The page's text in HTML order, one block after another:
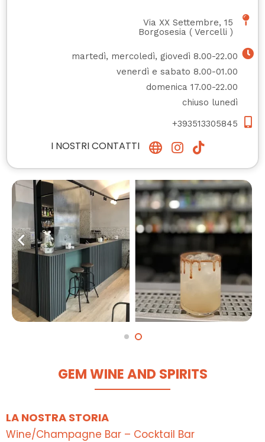
Via XX Settembre, 15
Borgosesia ( Vercelli )
martedì, mercoledì, giovedì 8.00-22.00
venerdì e sabato 8.00-01.00
domenica 17.00-22.00
chiuso lunedì
+393513305845
I NOSTRI CONTATTI
GEM WINE AND SPIRITS
LA NOSTRA STORIA
Wine/Champagne Bar – Cocktail Bar